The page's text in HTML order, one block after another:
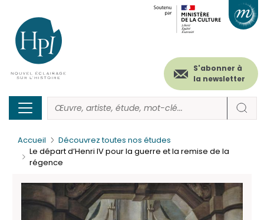
contenu
principal
Menu
secondaire
(header)
S'abonner à
la newsletter
Accueil
Découvrez toutes nos études
Le départ d’Henri IV pour la guerre et la remise de la
régence